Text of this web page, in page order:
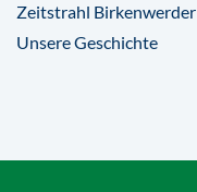
Zeitstrahl Birkenwerder
Unsere Geschichte